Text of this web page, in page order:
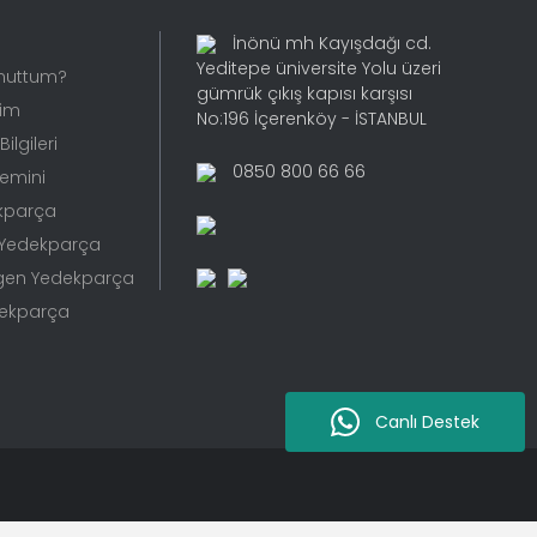
Yedekparça
İnönü mh Kayışdağı cd.
Yeditepe üniversite Yolu üzeri
gümrük çıkış kapısı karşısı
No:196 İçerenköy - İSTANBUL
0850 800 66 66
Canlı Destek